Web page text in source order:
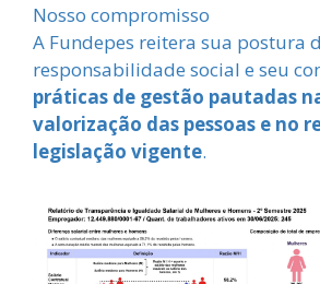
Nosso compromisso
A Fundepes reitera sua postura
responsabilidade social e seu
práticas de gestão pautadas
valorização das pessoas e no
legislação vigente.